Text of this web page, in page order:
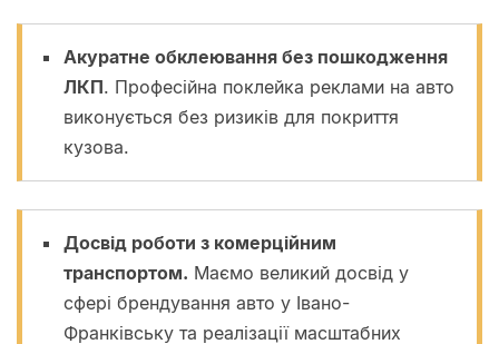
Акуратне обклеювання без пошкодження
ЛКП. Професійна поклейка реклами на авто
виконується без ризиків для покриття
кузова.
Досвід роботи з комерційним
транспортом. Маємо великий досвід у
сфері брендування авто у Івано-
Франківську та реалізації масштабних